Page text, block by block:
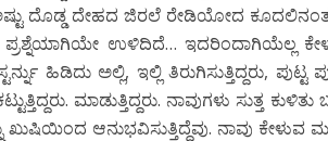
ದೊಡ್ಡ ದೇಹದ ಜಿರಲೆ ರೇಡಿಯೋದ
ಉಳಿದಿದೆ… ಇದರಿಂದಾಗಿಯೆಲ್ಲ
ಹಿಡಿದು ಅಲ್ಲಿ, ಇಲ್ಲಿ ತಿರುಗಿಸುತ್ತಿದ್ದರು, ಪುಟ್ಟ
ಮಾಡುತ್ತಿದ್ದರು. ನಾವುಗಳು ಸುತ್ತ ಕುಳಿತು
ಆನುಭವಿಸುತ್ತಿದ್ದೆವು. ನಾವು ಕೇಳುವ